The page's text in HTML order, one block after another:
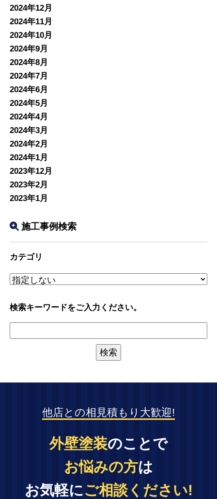
2024年12月
2024年11月
2024年10月
2024年9月
2024年8月
2024年7月
2024年6月
2024年5月
2024年4月
2024年3月
2024年2月
2024年1月
2023年12月
2023年2月
2023年1月
施工事例検索
カテゴリ
検索キーワードをご入力ください。
他店との相見積もり大歓迎!
外壁塗装のことで
お悩みの方は
お気軽にご相談ください!